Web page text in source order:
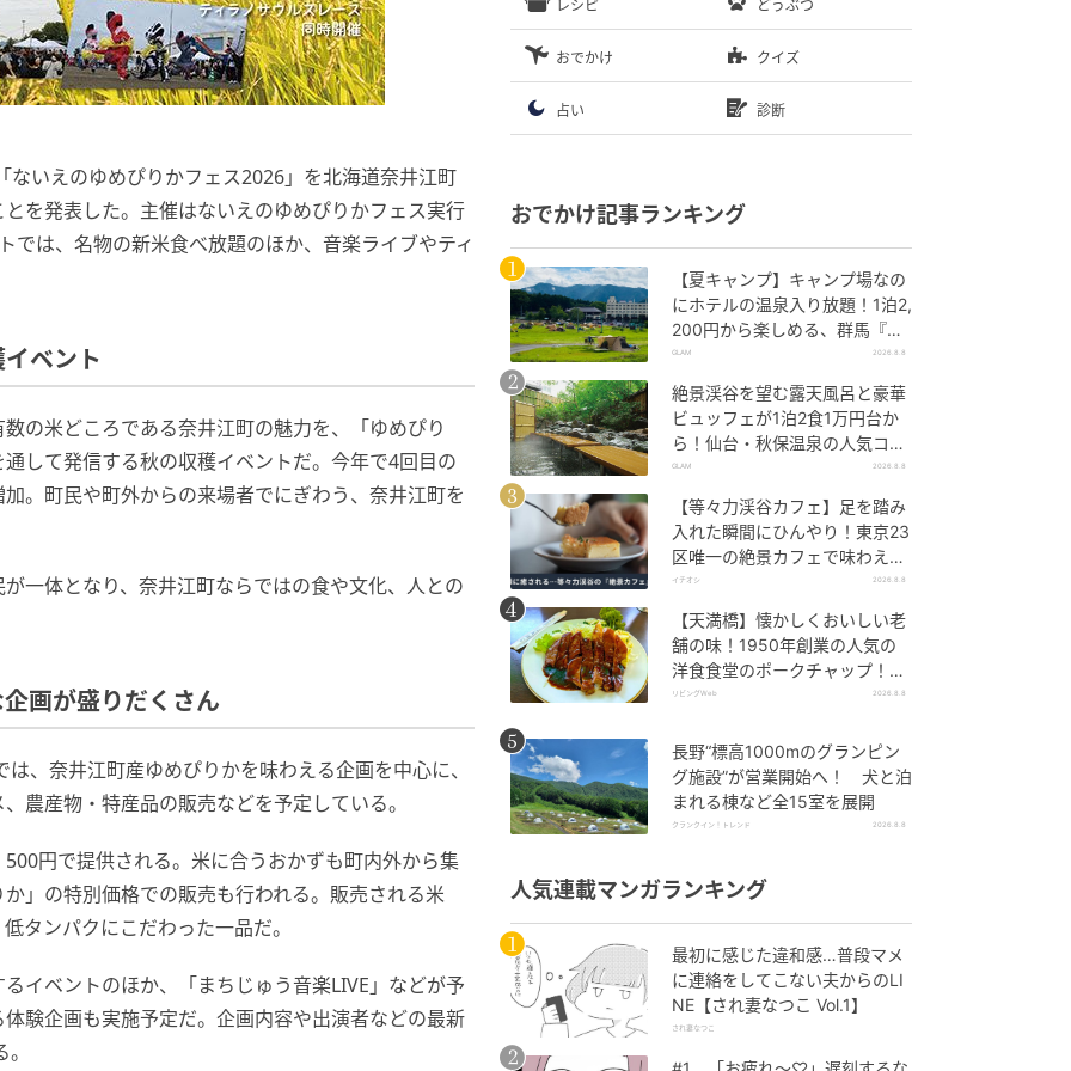
いえのゆめぴりかフェス2026」を北海道奈井江町
を発表した。主催はないえのゆめぴりかフェス実行
では、名物の新米食べ放題のほか、音楽ライブやティ
ベント
の米どころである奈井江町の魅力を、「ゆめぴり
して発信する秋の収穫イベントだ。今年で4回目の
。町民や町外からの来場者でにぎわう、奈井江町を
一体となり、奈井江町ならではの食や文化、人との
画が盛りだくさん
、奈井江町産ゆめぴりかを味わえる企画を中心に、
農産物・特産品の販売などを予定している。
円で提供される。米に合うおかずも町内外から集
」の特別価格での販売も行われる。販売される米
タンパクにこだわった一品だ。
イベントのほか、「まちじゅう音楽LIVE」などが予
験企画も実施予定だ。企画内容や出演者などの最新
レシピ どうぶつ
おでかけ クイズ
占い 診断
おでかけ記事ランキング
【夏キャンプ】キャンプ場なの
にホテルの温泉入り放題！1泊2,
200円から楽しめる、群馬『サ
ンバードキャンプガーデン』
GLAM 2026.8.8
絶景渓谷を望む露天風呂と豪華
ビュッフェが1泊2食1万円台か
ら！仙台・秋保温泉の人気コス
パ宿『秋保グランドホテル』
GLAM 2026.8.8
【等々力渓谷カフェ】足を踏み
入れた瞬間にひんやり！東京23
区唯一の絶景カフェで味わえる
本格コーヒー
イチオシ 2026.8.8
【天満橋】懐かしくおいしい老
舗の味！1950年創業の人気の
洋食食堂のポークチャップ！
「グリル ABC」
リビングWeb 2026.8.8
長野“標高1000mのグランピン
グ施設”が営業開始へ！ 犬と泊
まれる棟など全15室を展開
クランクイン！トレンド 2026.8.8
人気連載マンガランキング
最初に感じた違和感…普段マメ
に連絡をしてこない夫からのLI
NE【され妻なつこ Vol.1】
され妻なつこ